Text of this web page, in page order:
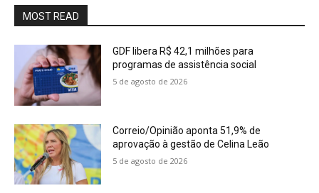
MOST READ
GDF libera R$ 42,1 milhões para
programas de assistência social
5 de agosto de 2026
Correio/Opinião aponta 51,9% de
aprovação à gestão de Celina Leão
5 de agosto de 2026